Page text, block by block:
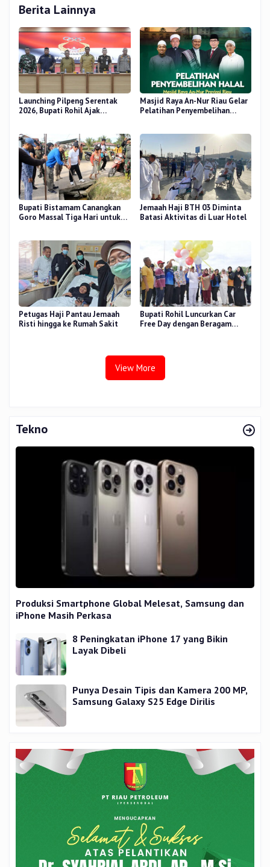
Berita Lainnya
Launching Pilpeng Serentak
2026, Bupati Rohil Ajak
Masjid Raya An-Nur Riau Gelar
Pelatihan Penyembelihan
Bupati Bistamam Canangkan
Goro Massal Tiga Hari untuk
Jemaah Haji BTH 03 Diminta
Batasi Aktivitas di Luar Hotel
Petugas Haji Pantau Jemaah
Risti hingga ke Rumah Sakit
Bupati Rohil Luncurkan Car
Free Day dengan Beragam
View More
Tekno
Produksi Smartphone Global Melesat, Samsung dan
iPhone Masih Perkasa
8 Peningkatan iPhone 17 yang Bikin
Layak Dibeli
Punya Desain Tipis dan Kamera 200 MP,
Samsung Galaxy S25 Edge Dirilis